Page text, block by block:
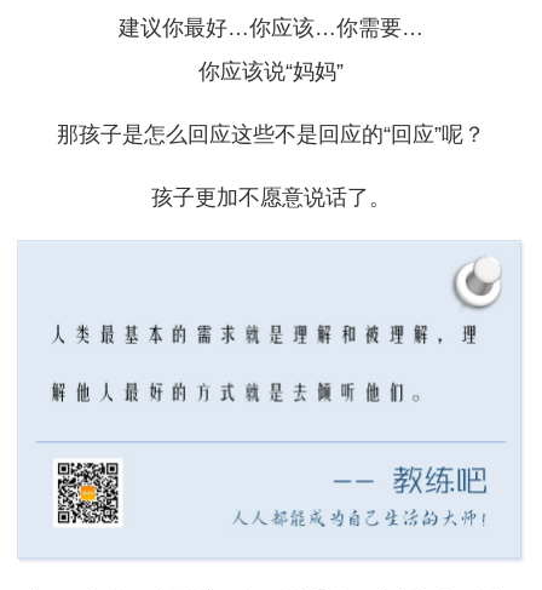
建议你最好…你应该…你需要…
你应该说“妈妈”
那孩子是怎么回应这些不是回应的“回应”呢？
孩子更加不愿意说话了。